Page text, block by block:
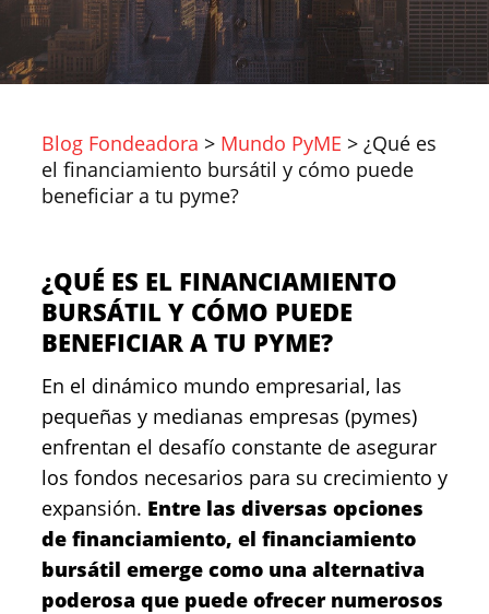
Blog Fondeadora > Mundo PyME > ¿Qué es
el financiamiento bursátil y cómo puede
beneficiar a tu pyme?
¿QUÉ ES EL FINANCIAMIENTO
BURSÁTIL Y CÓMO PUEDE
BENEFICIAR A TU PYME?
En el dinámico mundo empresarial, las
pequeñas y medianas empresas (pymes)
enfrentan el desafío constante de asegurar
los fondos necesarios para su crecimiento y
expansión. Entre las diversas opciones
de financiamiento, el financiamiento
bursátil emerge como una alternativa
poderosa que puede ofrecer numerosos